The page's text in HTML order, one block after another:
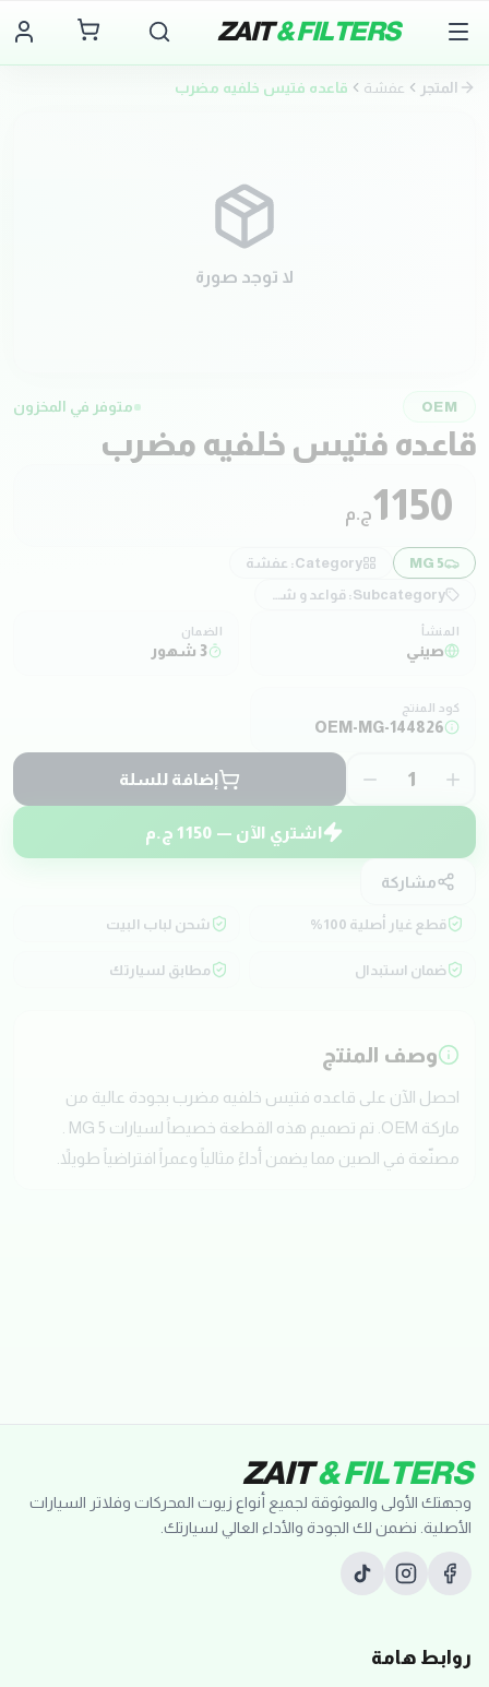
ZAIT& FILTERS
المتجر عفشة قاعده فتيس خلفيه مضرب
لا توجد صورة
OEM متوفر في المخزون
قاعده فتيس خلفيه مضرب
1150ج.م
MG 5
Category: عفشة
Subcategory: قواعد و شدادات
المنشأ
صيني
الضمان
3 شهور
كود المنتج
OEM-MG-144826
1 إضافة للسلة
اشتري الآن — 1150ج.م
مشاركة
قطع غيار أصلية 100% شحن لباب البيت
ضمان استبدال مطابق لسيارتك
وصف المنتج
احصل الآن على قاعده فتيس خلفيه مضرب بجودة عالية من
مصنّعة في الصين مما يضمن أداءً مثالياً وعمراً افتراضياً طويلاً.
ZAIT& FILTERS
وجهتك الأولى والموثوقة لجميع أنواع زيوت المحركات وفلاتر السيارات
الأصلية. نضمن لك الجودة والأداء العالي لسيارتك.
روابط هامة